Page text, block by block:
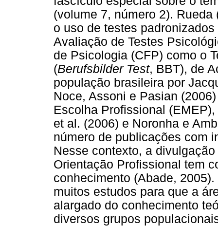
(volume 7, número 2).
o uso de testes
Avaliação de Testes
de Psicologia (CFP) como o
(Berufsbilder Test, BBT), de
população brasileira por
Noce, Assoni e Pasian
Escolha Profissional
et al. (2006) e Noronha e
número de publicações com
Nesse contexto, a
Orientação Profissional tem
conhecimento (Abade,
muitos estudos para que a
alargado do conhecimento
diversos grupos